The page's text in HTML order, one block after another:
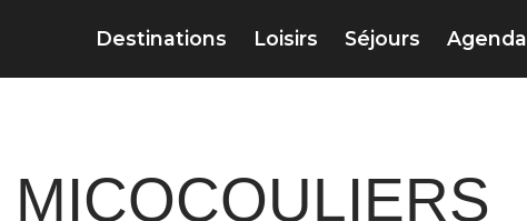
Destinations Loisirs Séjours Agenda